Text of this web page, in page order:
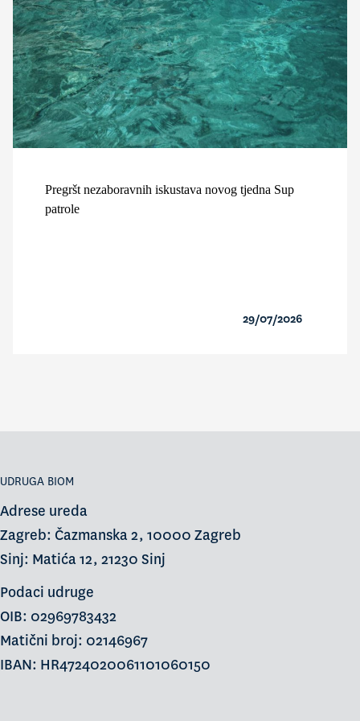
Pregršt nezaboravnih iskustava novog tjedna Sup
patrole
29/07/2026
UDRUGA BIOM
Adrese ureda
Zagreb: Čazmanska 2, 10000 Zagreb
Sinj: Matića 12, 21230 Sinj
Podaci udruge
OIB: 02969783432
Matični broj: 02146967
IBAN: HR4724020061101060150